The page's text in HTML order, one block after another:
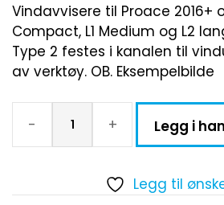
Vindavvisere til Proace 2016+
Compact, L1 Medium og L2
Type 2 festes i kanalen til
av verktøy. OB. Eksempelbilde
- + Legg i
Legg til